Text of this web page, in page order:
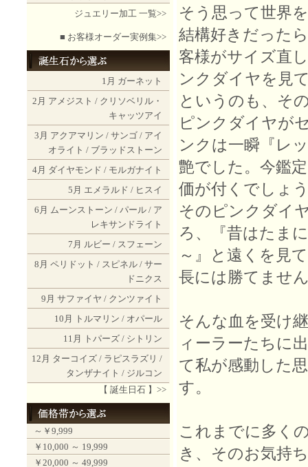
ジュエリー加工 一覧>>
■ お客様オーダー実例集>>
1月 ガーネット
2月 アメジスト / クリソベリル・
キャッツアイ
3月 アクアマリン / サンゴ/ アイ
オライト / ブラッドストーン
4月 ダイヤモンド / モルガナイト
5月 エメラルド / ヒスイ
6月 ムーンストーン / パール/ ア
レキサンドライト
7月 ルビー / スフェーン
8月 ペリドット / スピネル/ サー
ドニクス
9月 サファイヤ / クンツァイト
10月
トルマリン / オパール
11月
トパーズ/ シトリン
12月 ターコイズ/ ラピスラズリ /
タンザナイト / ジルコン
【 誕生日石 】>>
～￥9,999
￥10,000 ～ 19,999
￥20,000 ～ 49,999
そう思って世界
結構好きだった
客様がサイズ直
ンクダイヤを見
というのも、そ
ピンクダイヤが
ンクは一瞬『レ
艶でした。今鑑
価が付くでしょ
そのピンクダイ
ろ、『昔はたま
～』と遠くを見
長には勝てませ
そんな血を受け
ィーラーたちに
て私が感動した
す。
これまでに多く
き、そのお気持